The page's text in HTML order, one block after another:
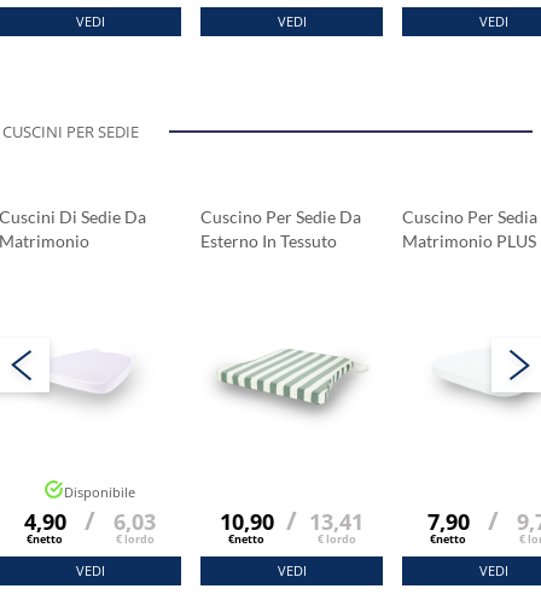
VEDI VEDI VEDI
CUSCINI PER SEDIE
Cuscini Di Sedie Da
Matrimonio
Disponibile
4,90
€netto
/ 6,03
€ lordo
VEDI
Cuscino Per Sedie Da
Esterno In Tessuto
10,90
€netto
/ 13,41
€ lordo
VEDI
Cuscino Per Sedia
Matrimonio PLUS
7,90
€netto
/
€
VEDI